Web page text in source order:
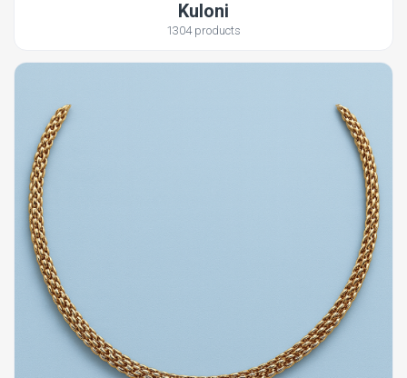
Kuloni
1304 products